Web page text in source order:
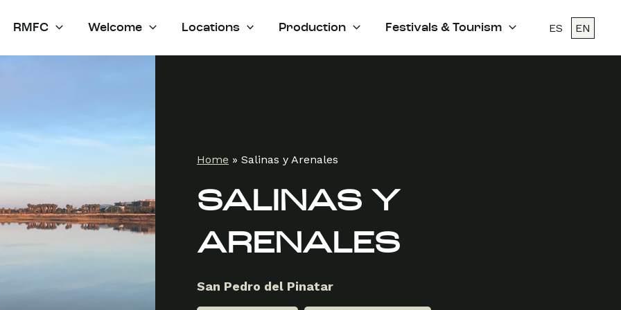
RMFC Welcome Locations Production Festivals & Tourism ES EN
Home » Salinas y Arenales
SALINAS Y
ARENALES
San Pedro del Pinatar